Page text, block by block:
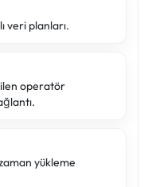
veri planları.
operatör
yükleme